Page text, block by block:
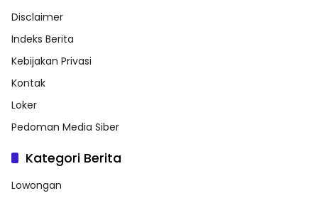
Disclaimer
Indeks Berita
Kebijakan Privasi
Kontak
Loker
Pedoman Media Siber
Kategori Berita
Lowongan